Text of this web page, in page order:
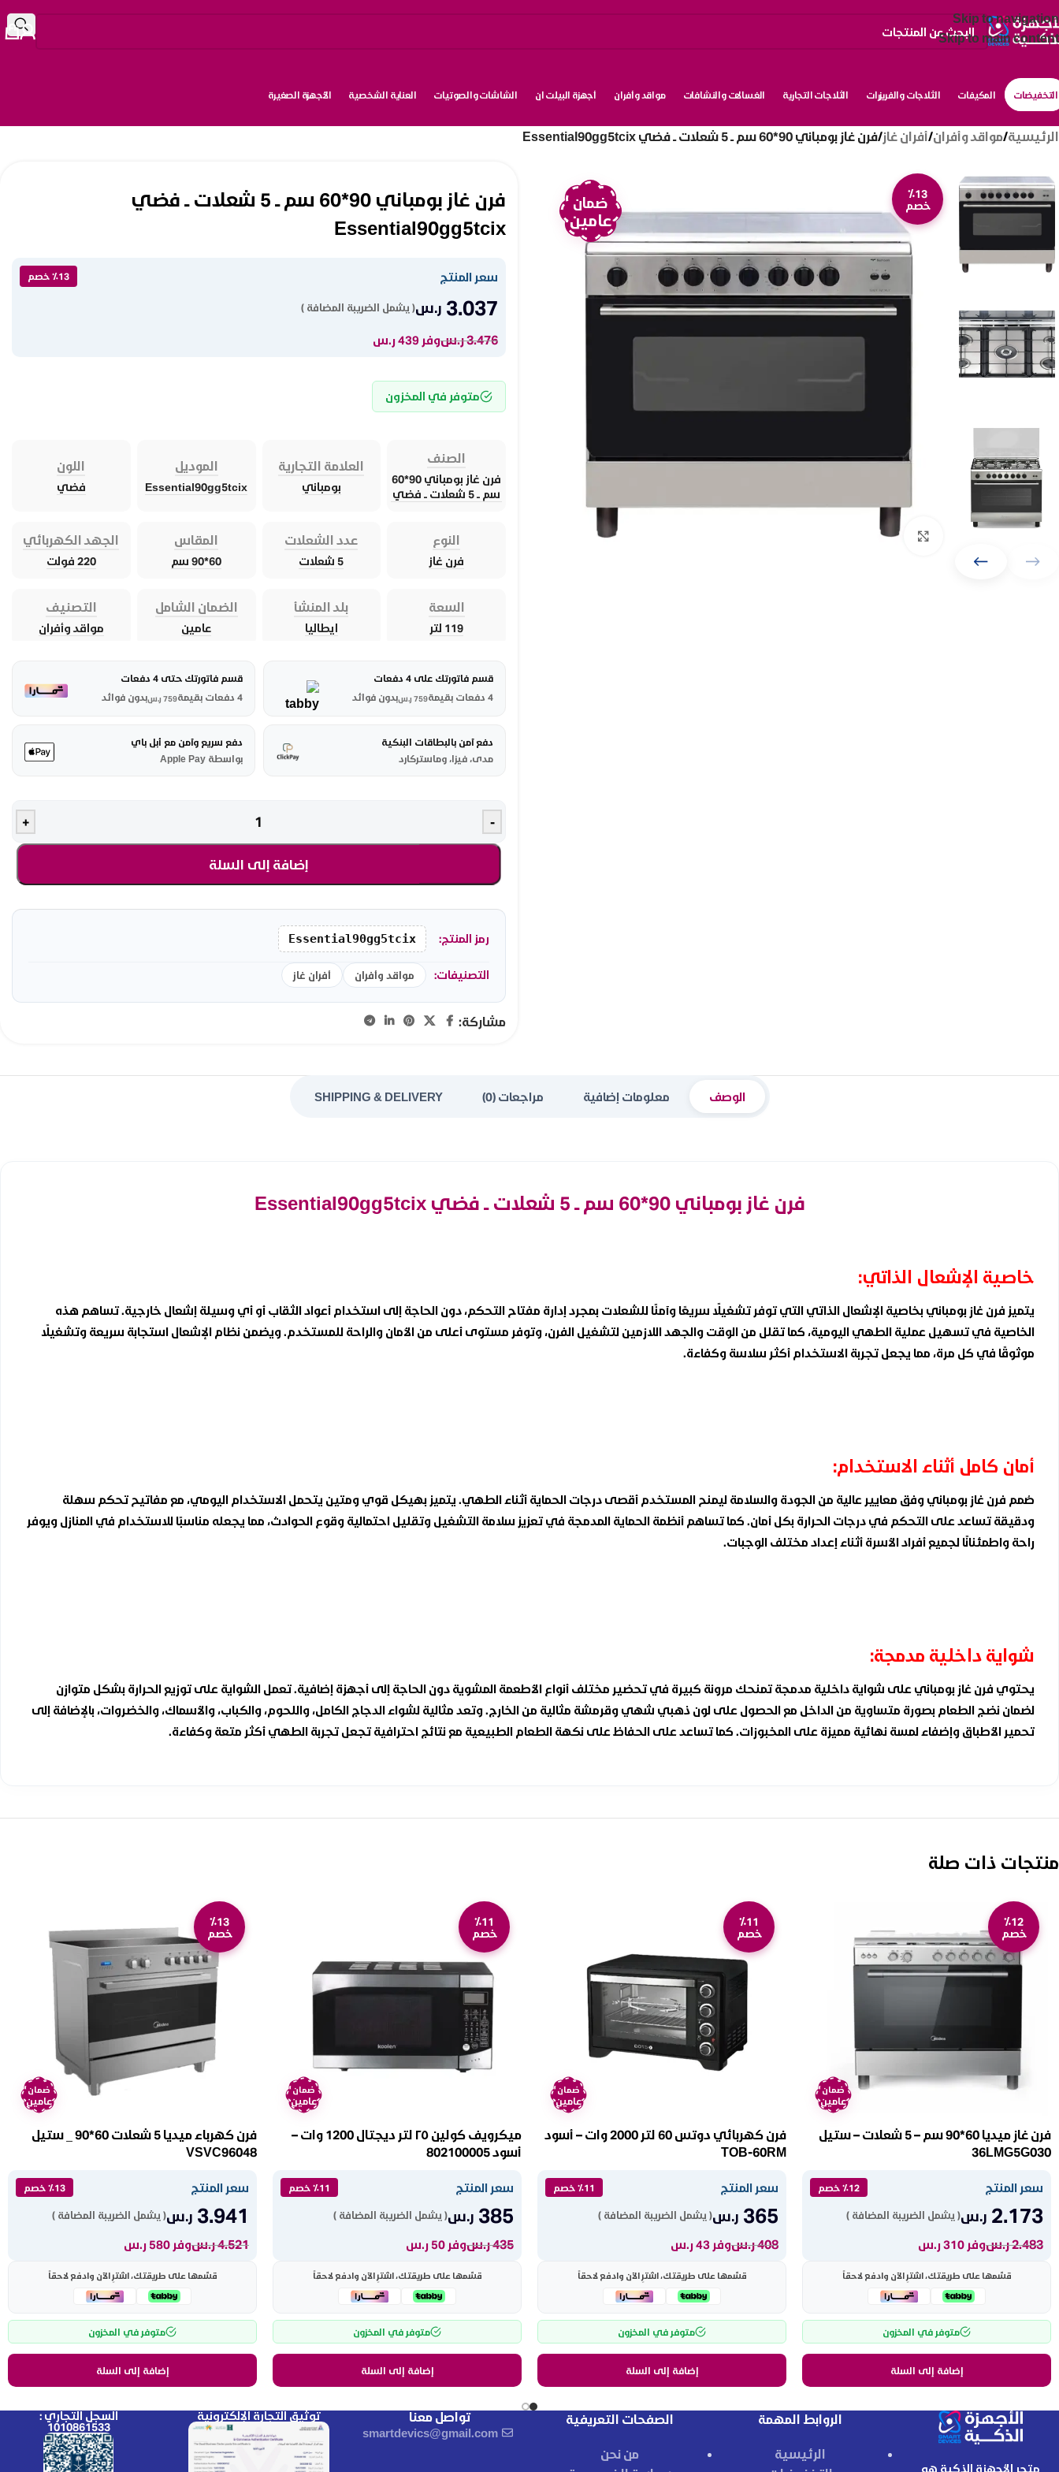
Skip to navigation
Skip to main content
التخفيضات المكيفات الثلاجات والفريزرات الثلاجات التجارية الغسالات والنشافات مواقد وأفران أجهزة البيلت ان الشاشات والصوتيات العناية الشخصية الأجهزة الصغيرة
الرئيسية/مواقد وأفران/أفران غاز/فرن غاز بومباني 90*60 سم ــ 5 شعلات ــ فضي Essential90gg5tcix
٪13
خصم
ضمان
عامين
Click to enlarge
فرن غاز بومباني 90*60 سم ــ 5 شعلات ــ فضي
Essential90gg5tcix
سعر المنتج ٪13 خصم
3.037 ر.س( يشمل الضريبة المضافة )
3.476ر.سوفر 439 ر.س
متوفر في المخزون
الصنف
فرن غاز بومباني 90*60
سم ــ 5 شعلات ــ فضي
العلامة التجارية
بومباني
الموديل
Essential90gg5tcix
اللون
فضي
النوع
فرن غاز
عدد الشعلات
5 شعلات
المقاس
60*90 سم
الجهد الكهربائي
220 فولت
السعة
119 لتر
بلد المنشأ
ايطاليا
الضمان الشامل
عامين
التصنيف
مواقد وأفران
قسم فاتورتك على 4 دفعات
4 دفعات بقيمة
759 ر.سبدون فوائد
قسم فاتورتك حتى 4 دفعات
4 دفعات بقيمة
759 ر.سبدون فوائد
دفع آمن بالبطاقات البنكية
مدى، فيزا، وماستركارد
دفع سريع وآمن مع أبل باي
بواسطة Apple Pay
-
+
إضافة إلى السلة
رمز المنتج: Essential90gg5tcix
التصنيفات: مواقد وأفران أفران غاز
مشاركة:
الوصف معلومات إضافية مراجعات (0) SHIPPING & DELIVERY
فرن غاز بومباني 90*60 سم ــ 5 شعلات ــ فضي Essential90gg5tcix
خاصية الإشعال الذاتي:
يتميز فرن غاز بومباني بخاصية الإشعال الذاتي التي توفر تشغيلًا سريعًا وآمنًا للشعلات بمجرد إدارة مفتاح التحكم، دون الحاجة إلى استخدام أعواد الثقاب أو أي وسيلة إشعال خارجية. تساهم هذه
الخاصية في تسهيل عملية الطهي اليومية، كما تقلل من الوقت والجهد اللازمين لتشغيل الفرن، وتوفر مستوى أعلى من الأمان والراحة للمستخدم. ويضمن نظام الإشعال استجابة سريعة وتشغيلًا
موثوقًا في كل مرة، مما يجعل تجربة الاستخدام أكثر سلاسة وكفاءة.
أمان كامل أثناء الاستخدام:
صُمم فرن غاز بومباني وفق معايير عالية من الجودة والسلامة ليمنح المستخدم أقصى درجات الحماية أثناء الطهي. يتميز بهيكل قوي ومتين يتحمل الاستخدام اليومي، مع مفاتيح تحكم سهلة
ودقيقة تساعد على التحكم في درجات الحرارة بكل أمان. كما تساهم أنظمة الحماية المدمجة في تعزيز سلامة التشغيل وتقليل احتمالية وقوع الحوادث، مما يجعله مناسبًا للاستخدام في المنازل ويوفر
راحة واطمئنانًا لجميع أفراد الأسرة أثناء إعداد مختلف الوجبات.
شواية داخلية مدمجة:
يحتوي فرن غاز بومباني على شواية داخلية مدمجة تمنحك مرونة كبيرة في تحضير مختلف أنواع الأطعمة المشوية دون الحاجة إلى أجهزة إضافية. تعمل الشواية على توزيع الحرارة بشكل متوازن
لضمان نضج الطعام بصورة متساوية من الداخل مع الحصول على لون ذهبي شهي وقرمشة مثالية من الخارج. وتعد مثالية لشواء الدجاج الكامل، واللحوم، والكباب، والأسماك، والخضروات، بالإضافة إلى
تحمير الأطباق وإضفاء لمسة نهائية مميزة على المخبوزات. كما تساعد على الحفاظ على نكهة الطعام الطبيعية مع نتائج احترافية تجعل تجربة الطهي أكثر متعة وكفاءة.
منتجات ذات صلة
٪12
خصم
ضمان
عامين
فرن غاز ميديا 60*90 سم – 5 شعلات – ستيل
36LMG5G030
سعر المنتج ٪12 خصم
2.173 ر.س( يشمل الضريبة المضافة )
2.483ر.سوفر 310 ر.س
قسّمها على طريقتك، اشترِ الآن وادفع لاحقاً
متوفر في المخزون
إضافة إلى السلة
٪11
خصم
ضمان
عامين
فرن كهربائي دوتس 60 لتر 2000 وات – أسود
TOB-60RM
سعر المنتج ٪11 خصم
365 ر.س( يشمل الضريبة المضافة )
408ر.سوفر 43 ر.س
قسّمها على طريقتك، اشترِ الآن وادفع لاحقاً
متوفر في المخزون
إضافة إلى السلة
٪11
خصم
ضمان
عامين
ميكرويف كولين ٢٥ لتر ديجتال 1200 وات –
أسود 802100005
سعر المنتج ٪11 خصم
385 ر.س( يشمل الضريبة المضافة )
435ر.سوفر 50 ر.س
قسّمها على طريقتك، اشترِ الآن وادفع لاحقاً
متوفر في المخزون
إضافة إلى السلة
٪13
خصم
ضمان
عامين
فرن كهرباء ميديا 5 شعلات 60*90 _ ستيل
VSVC96048
سعر المنتج ٪13 خصم
3.941 ر.س( يشمل الضريبة المضافة )
4.521ر.سوفر 580 ر.س
قسّمها على طريقتك، اشترِ الآن وادفع لاحقاً
متوفر في المخزون
إضافة إلى السلة
متجر الأجهزة الذكية هو
الروابط المهمة
الرئيسية
الصفحات التعريفية
من نحن
تواصل معنا
smartdevics@gmail.com
توثيق التجارة الإلكترونية
السجل التجاري :
1010861533